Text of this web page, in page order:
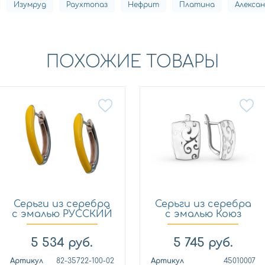
Изумруд Раухтопаз Нефрит Платина
ПОХОЖИЕ ТОВАРЫ
Серьги из серебра
с эмалью РУССКИЙ
СТ...
5 534 руб.
Артикул 82-35722-100-02
Серьги из серебра
с эмалью Коюз
45010007
5 745 руб.
Артикул 45010007